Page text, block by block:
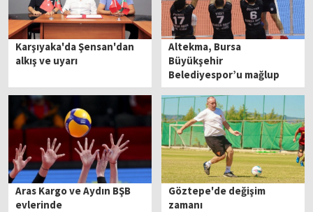
Karşıyaka'da Şensan'dan
alkış ve uyarı
Altekma, Bursa
Büyükşehir
Belediyespor’u mağlup
etti
Aras Kargo ve Aydın BŞB
evlerinde
Göztepe'de değişim
zamanı